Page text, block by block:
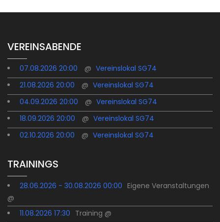
VEREINSABENDE
07.08.2026 20:00 @ Vereinslokal SG74
21.08.2026 20:00
@ Vereinslokal SG74
04.09.2026 20:00
@ Vereinslokal SG74
18.09.2026 20:00
@ Vereinslokal SG74
02.10.2026 20:00
@ Vereinslokal SG74
TRAININGS
28.06.2026 - 30.08.2026 00:00 Eigene Veranstaltungen
@
11.08.2026 17:30 Training @